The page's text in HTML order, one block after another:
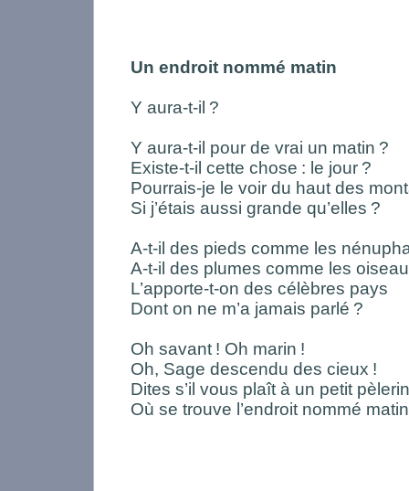
Un endroit nommé matin
Y aura-t-il ?
Y aura-t-il pour de vrai un matin ?
Existe-t-il cette chose : le jour ?
Pourrais-je le voir du haut des
Si j’étais aussi grande qu’elles ?
A-t-il des pieds comme les
A-t-il des plumes comme les
L’apporte-t-on des célèbres pays
Dont on ne m’a jamais parlé ?
Oh savant ! Oh marin !
Oh, Sage descendu des cieux !
Dites s’il vous plaît à un petit pèlerin
Où se trouve l’endroit nommé matin